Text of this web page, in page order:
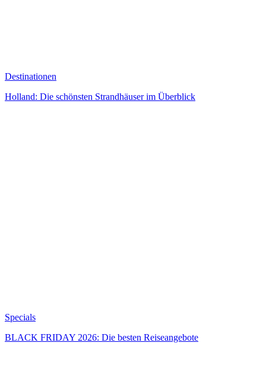
Destinationen
Holland: Die schönsten Strandhäuser im Überblick
Specials
BLACK FRIDAY 2026: Die besten Reiseangebote